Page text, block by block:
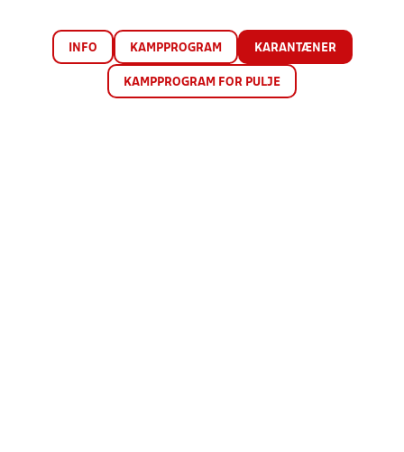
INFO KAMPPROGRAM KARANTÆNER
KAMPPROGRAM FOR PULJE